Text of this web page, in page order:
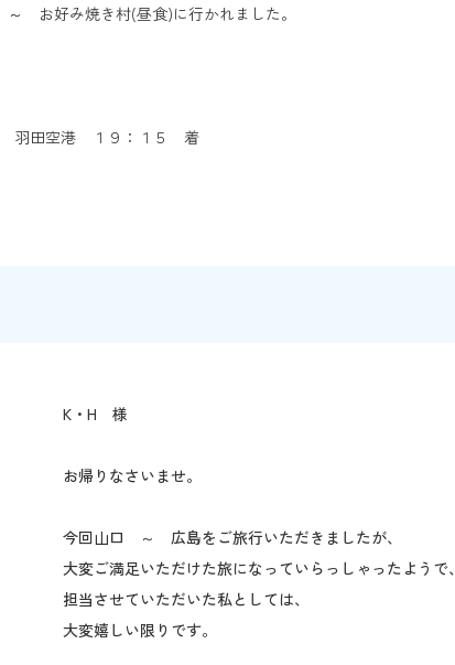
み焼き村(昼食)に行かれました。
空港 １９：１５ 着
K・H 様
お帰りなさいませ。
今回山口 ～ 広島をご旅行いただきましたが、
大変ご満足いただけた旅になっていらっしゃったようで、
担当させていただいた私としては、
大変嬉しい限りです。